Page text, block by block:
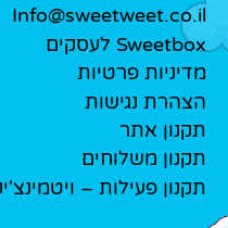
Info@sweetweet.co.il
Sweetbox לעסקים
מדיניות פרטיות
הצהרת נגישות
תקנון אתר
תקנון משלוחים
תקנון פעילות –